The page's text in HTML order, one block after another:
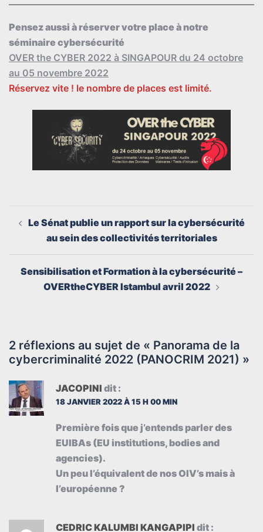
Pensez aussi à réserver votre place à notre
séminaire cybersécurité
OVER the CYBER 2022 à SINGAPOUR du 24 octobre
au 05 novembre 2022
Réservez vite ! le nombre de places est limité.
d’article
Le Sénat publie un rapport sur la cybersécurité
au sein des collectivités territoriales
Sensibilisation et Formation à la cybersécurité –
OVERtheCYBER Istambul avril 2022
2 réflexions au sujet de « Panorama de la
cybercriminalité 2022 (PANOCRIM 2021) »
JACOPINI dit :
18 JANVIER 2022 À 15 H 00 MIN
Première fois que j’entends parler des
EUIBAs (EU institutions, bodies and
agencies).
Un peu l’équivalent de nos OIV’s mais à
l’européenne ?
CEDRIC KALUMBI KANGAPIPI dit :